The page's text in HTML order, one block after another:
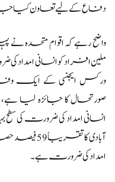
دفاع کے لیے تعاون کیا
واضح رہے کہ اقوام متحدہ نے
ملین افراد کو انسانی
ورکس ایجنسی کے ایک
صورتحال کا جائزہ
انسانی امداد کی ضرورت کی
امداد کی ضرورت ہے۔